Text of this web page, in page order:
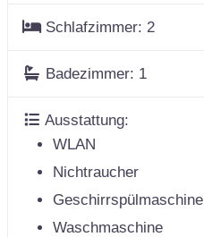
Schlafzimmer: 2
Badezimmer: 1
Ausstattung:
WLAN
Nichtraucher
Geschirrspülmaschine
Waschmaschine